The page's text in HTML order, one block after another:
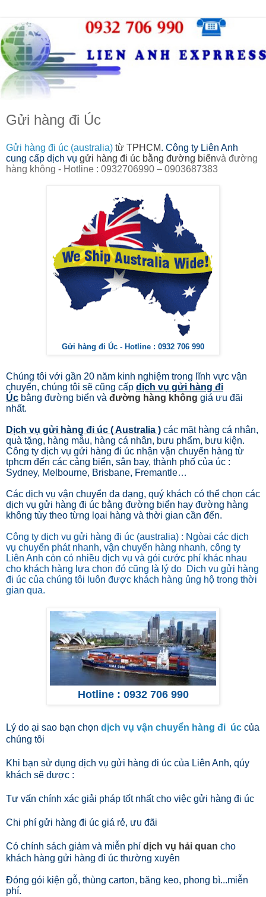
Gửi hàng đi Úc
Gửi hàng đi úc (australia) từ TPHCM. Công ty Liên Anh
cung cấp dịch vụ gửi hàng đi úc bằng đường biểnvà đường
hàng không - Hotline : 0932706990 – 0903687383
Gửi hàng đi Úc - Hotline : 0932 706 990
Chúng tôi với gần 20 năm kinh nghiệm trong lĩnh vực vận
chuyển, chúng tôi sẽ cũng cấp dịch vụ gửi hàng đi
Úc bằng đường biển và đường hàng không giá ưu đãi
nhất.
Dịch vụ gửi hàng đi úc ( Australia ) các mặt hàng cá nhân,
quà tặng, hàng mẫu, hàng cá nhân, bưu phẩm, bưu kiện.
Công ty dịch vụ gửi hàng đi úc nhận vận chuyển hàng từ
tphcm đến các cảng biển, sân bay, thành phố của úc :
Sydney, Melbourne, Brisbane, Fremantle…
Các dịch vụ vận chuyển đa dạng, quý khách có thể chọn các
dịch vụ gửi hàng đi úc bằng đường biển hay đường hàng
không tùy theo từng lọai hàng và thời gian cần đến.
Công ty dịch vụ gửi hàng đi úc (australia) : Ngòai các dịch
vụ chuyển phát nhanh, vận chuyển hàng nhanh, công ty
Liên Anh còn có nhiều dịch vụ và gói cước phí khác nhau
cho khách hàng lựa chọn đó cũng là lý do Dịch vụ gửi hàng
đi úc của chúng tôi luôn được khách hàng ủng hộ trong thời
gian qua.
Hotline : 0932 706 990
Lý do ại sao bạn chọn dịch vụ vận chuyển hàng đi úc của
chúng tôi
Khi bạn sử dụng dịch vụ gửi hàng đi úc của Liên Anh, qúy
khách sẽ được :
Tư vấn chính xác giải pháp tốt nhất cho việc gửi hàng đi úc
Chi phí gửi hàng đi úc giá rẻ, ưu đãi
Có chính sách giảm và miễn phí dịch vụ hải quan cho
khách hàng gửi hàng đi úc thường xuyên
Đóng gói kiện gỗ, thùng carton, băng keo, phong bì...miễn
phí.